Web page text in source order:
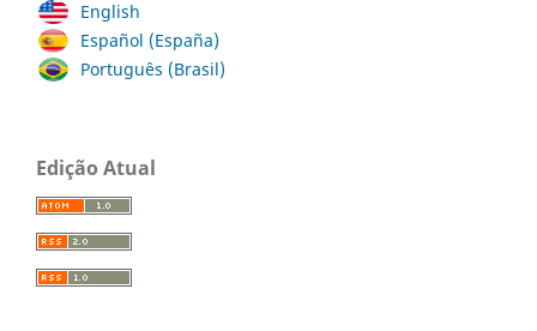
English
Español (España)
Português (Brasil)
Edição Atual